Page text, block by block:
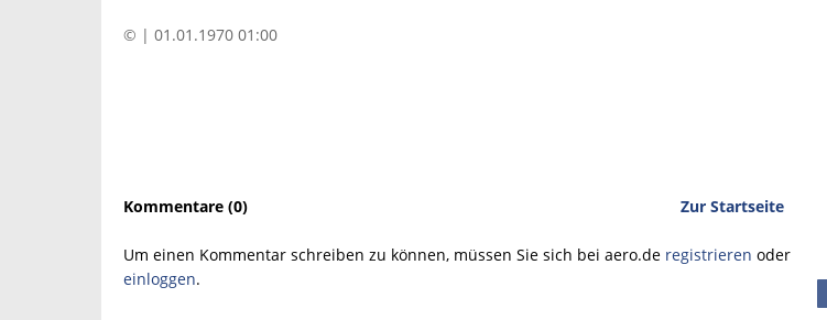
© | 01.01.1970 01:00
Kommentare (0) Zur Startseite
Um einen Kommentar schreiben zu können, müssen Sie sich bei aero.de registrieren oder
einloggen.